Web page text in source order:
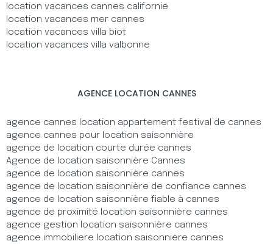
location vacances cannes californie
location vacances mer cannes
location vacances villa biot
location vacances villa valbonne
AGENCE LOCATION CANNES
agence cannes location appartement festival de cannes
agence cannes pour location saisonnière
agence de location courte durée cannes
Agence de location saisonnière Cannes
agence de location saisonnière cannes
agence de location saisonnière de confiance cannes
agence de location saisonnière fiable à cannes
agence de proximité location saisonnière cannes
agence gestion location saisonnière cannes
agence immobiliere location saisonniere cannes